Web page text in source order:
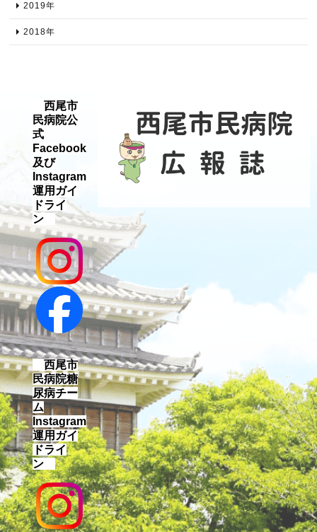
2019年​
2018年​
西尾市
民病院公
式
Facebook
及び
Instagram
運用ガイ
ドライ
ン
西尾市
民病院糖
尿病チー
ム
Instagram
運用ガイ
ドライ
ン